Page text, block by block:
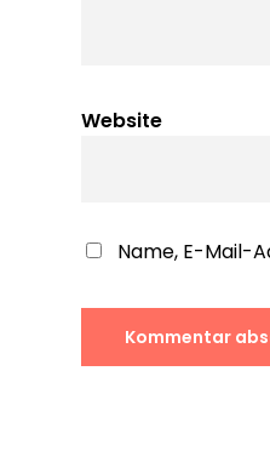
Website
Name, E-Mail-